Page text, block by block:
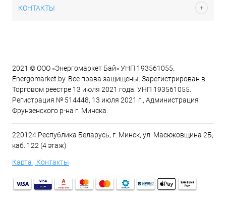
КОНТАКТЫ
2021 © ООО «Энергомаркет Бай» УНП 193561055.
Energomarket.by. Все права защищены. Зарегистрирован в
Торговом реестре 13 июля 2021 года. УНП 193561055.
Регистрация № 514448, 13 июля 2021 г., Администрация
Фрунзенского р-на г. Минска.
220124 Республика Беларусь, г. Минск, ул. Масюковщина 2Б,
каб. 122 (4 этаж)
Карта | Контакты